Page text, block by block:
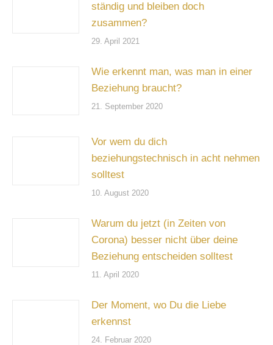
ständig und bleiben doch
zusammen?
29. April 2021
Wie erkennt man, was man in einer
Beziehung braucht?
21. September 2020
Vor wem du dich
beziehungstechnisch in acht nehmen
solltest
10. August 2020
Warum du jetzt (in Zeiten von
Corona) besser nicht über deine
Beziehung entscheiden solltest
11. April 2020
Der Moment, wo Du die Liebe
erkennst
24. Februar 2020